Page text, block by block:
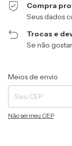
Compra
Seus dados
Trocas e
Se não
Entregas para o CEP:
Meios de envio
Não sei meu CEP